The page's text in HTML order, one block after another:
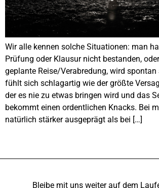
Wir alle kennen solche Situationen: man
Prüfung oder Klausur nicht bestanden,
geplante Reise/Verabredung, wird
fühlt sich schlagartig wie der größte
der es nie zu etwas bringen wird und das
bekommt einen ordentlichen Knacks. Bei
natürlich stärker ausgeprägt als bei […]
Bleibe mit uns weiter auf dem